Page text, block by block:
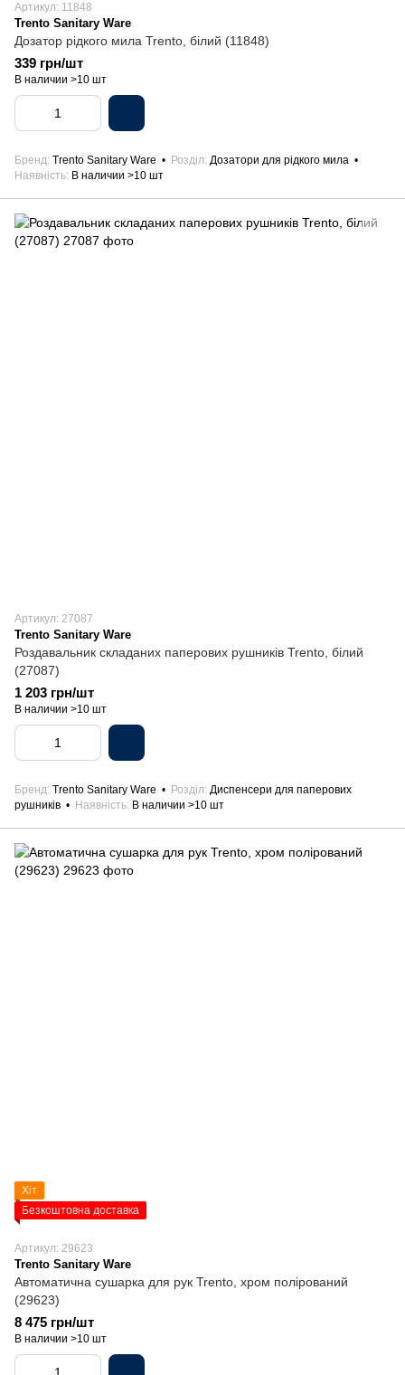
Артикул: 11848
Trento Sanitary Ware
Дозатор рідкого мила Trento, білий (11848)
339 грн/шт
В наличии >10 шт
Бренд Trento Sanitary Ware Розділ Дозатори для рідкого мила
Наявність В наличии >10 шт
Артикул: 27087
Trento Sanitary Ware
Роздавальник складаних паперових рушників Trento, білий
(27087)
1 203 грн/шт
В наличии >10 шт
Бренд Trento Sanitary Ware Розділ Диспенсери для паперових
рушників
Наявність В наличии >10 шт
Хіт
Безкоштовна доставка
Артикул: 29623
Trento Sanitary Ware
Автоматична сушарка для рук Trento, хром полірований
(29623)
8 475 грн/шт
В наличии >10 шт